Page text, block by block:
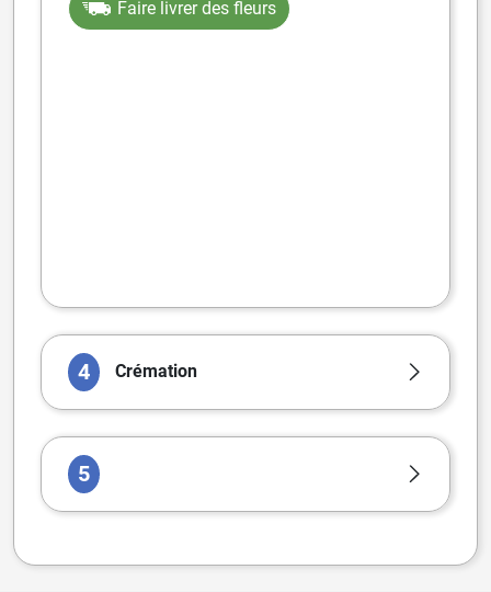
Faire livrer des fleurs
4 Crémation
5